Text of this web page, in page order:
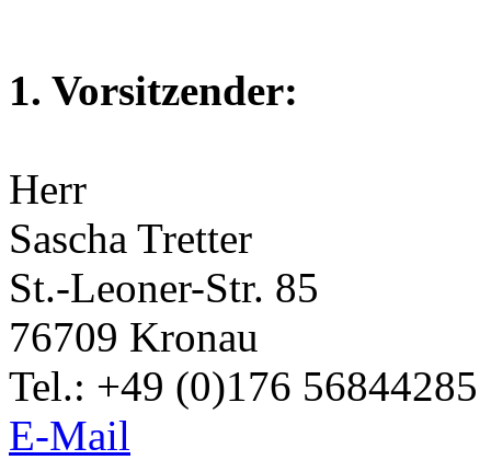
1. Vorsitzender:
Herr
Sascha Tretter
St.-Leoner-Str. 85
76709 Kronau
Tel.: +49 (0)176 56844285
E-Mail